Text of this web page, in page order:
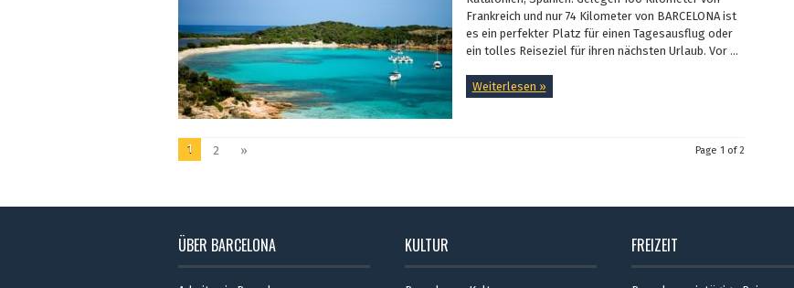
Frankreich und nur 74 Kilometer von BARCELONA ist
es ein perfekter Platz für einen Tagesausflug oder
ein tolles Reiseziel für ihren nächsten Urlaub. Vor ...
Weiterlesen »
Page 1 of 2
1 2 »
ÜBER BARCELONA KULTUR FREIZEIT